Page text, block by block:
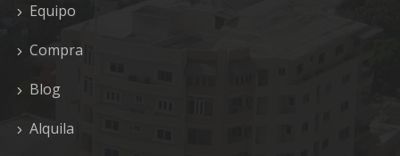
Equipo
Compra
Blog
Alquila